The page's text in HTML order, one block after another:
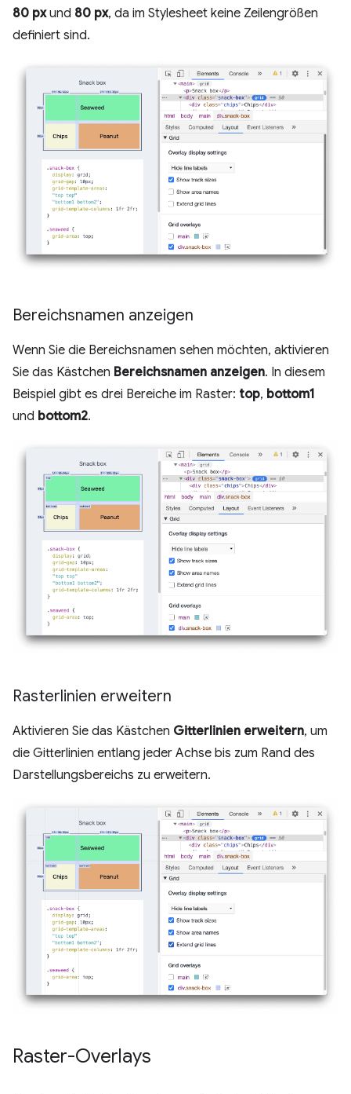
80 pxund 80 px, da im Stylesheet keine Zeilengrößen
definiert sind.
Bereichsnamen anzeigen
Wenn Sie die Bereichsnamen sehen möchten, aktivieren
Sie das Kästchen Bereichsnamen anzeigen. In diesem
Beispiel gibt es drei Bereiche im Raster: top, bottom1
und bottom2.
Rasterlinien erweitern
Aktivieren Sie das Kästchen Gitterlinien erweitern, um
die Gitterlinien entlang jeder Achse bis zum Rand des
Darstellungsbereichs zu erweitern.
Raster-Overlays